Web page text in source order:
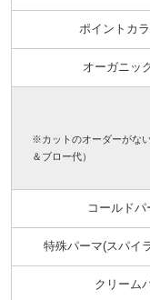
ポイントカラ
オーガニッ
※カットのオーダーがな
＆ブロー代）
コールドパ
特殊パーマ(スパイ
クリーム